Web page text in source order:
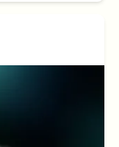
en un futuro